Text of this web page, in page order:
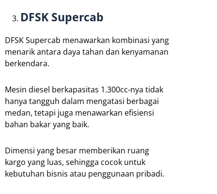
DFSK Supercab
DFSK Supercab menawarkan kombinasi yang
menarik antara daya tahan dan kenyamanan
berkendara.
Mesin diesel berkapasitas 1.300cc-nya tidak
hanya tangguh dalam mengatasi berbagai
medan, tetapi juga menawarkan efisiensi
bahan bakar yang baik.
Dimensi yang besar memberikan ruang
kargo yang luas, sehingga cocok untuk
kebutuhan bisnis atau penggunaan pribadi.